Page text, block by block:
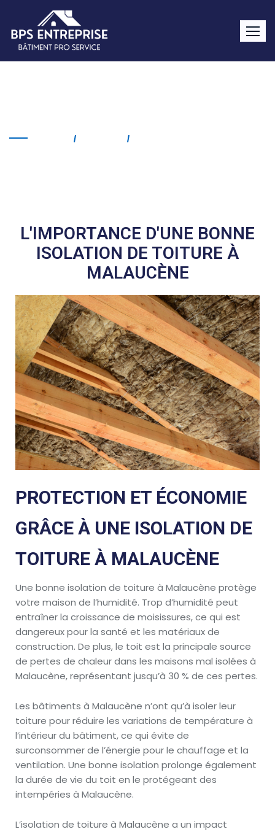
L'IMPORTANCE D'UNE BONNE
ISOLATION DE TOITURE À
MALAUCÈNE
PROTECTION ET ÉCONOMIE
GRÂCE À UNE ISOLATION DE
TOITURE À MALAUCÈNE
Une bonne isolation de toiture à Malaucène protège
votre maison de l’humidité. Trop d’humidité peut
entraîner la croissance de moisissures, ce qui est
dangereux pour la santé et les matériaux de
construction. De plus, le toit est la principale source
de pertes de chaleur dans les maisons mal isolées à
Malaucène, représentant jusqu’à 30 % de ces pertes.
Les bâtiments à Malaucène n’ont qu’à isoler leur
toiture pour réduire les variations de température à
l’intérieur du bâtiment, ce qui évite de
surconsommer de l’énergie pour le chauffage et la
ventilation. Une bonne isolation prolonge également
la durée de vie du toit en le protégeant des
intempéries à Malaucène.
L’isolation de toiture à Malaucène a un impact